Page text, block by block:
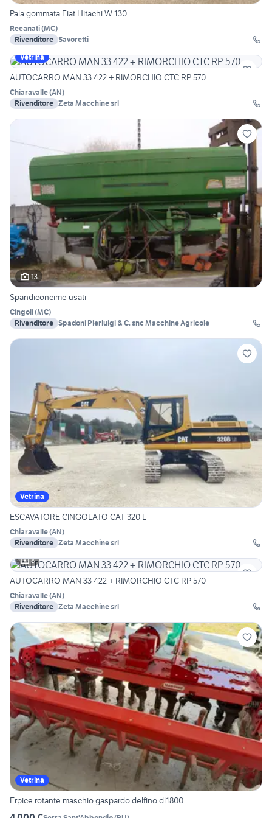
Pala gommata Fiat Hitachi W 130
Recanati(MC)
Rivenditore Savoretti
Vetrina
AUTOCARRO MAN 33 422 + RIMORCHIO CTC RP 570
Chiaravalle(AN)
Rivenditore Zeta Macchine srl
13
Spandiconcime usati
Cingoli(MC)
Rivenditore Spadoni Pierluigi & C. snc Macchine Agricole
Vetrina
ESCAVATORE CINGOLATO CAT 320 L
Chiaravalle(AN)
Rivenditore Zeta Macchine srl
8
AUTOCARRO MAN 33 422 + RIMORCHIO CTC RP 570
Chiaravalle(AN)
Rivenditore Zeta Macchine srl
Vetrina
Erpice rotante maschio gaspardo delfino dl1800